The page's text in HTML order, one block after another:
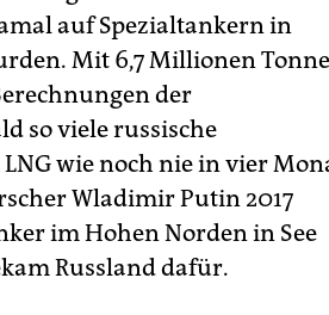
auf Spezialtankern in
Mit 6,7 Millionen
der
so viele russische
wie noch nie in vier
Wladimir Putin 2017
im Hohen Norden in See
Russland dafür.